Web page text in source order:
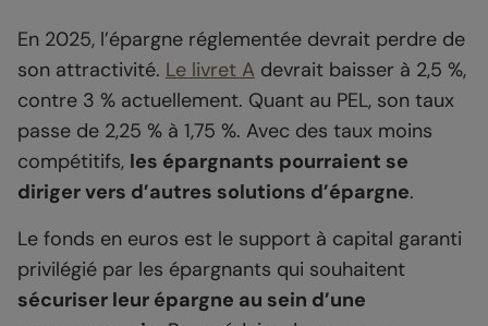
En 2025, l’épargne réglementée devrait perdre de
son attractivité. Le livret A devrait baisser à 2,5 %,
contre 3 % actuellement. Quant au PEL, son taux
passe de 2,25 % à 1,75 %. Avec des taux moins
compétitifs, les épargnants pourraient se
diriger vers d’autres solutions d’épargne.
Le fonds en euros est le support à capital garanti
privilégié par les épargnants qui souhaitent
sécuriser leur épargne au sein d’une